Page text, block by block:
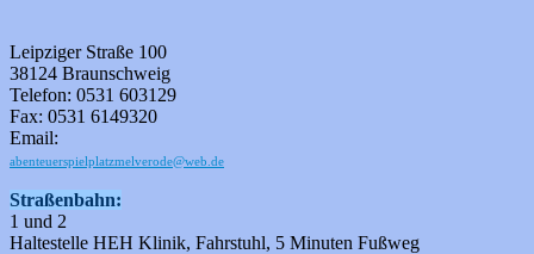
Leipziger Straße 100
38124 Braunschweig
Telefon: 0531 603129
Fax: 0531 6149320
Email:
abenteuerspielplatzmelverode@web.de
Straßenbahn:
1 und 2
Haltestelle HEH Klinik, Fahrstuhl, 5 Minuten Fußweg